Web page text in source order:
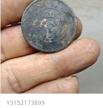
Y3152173899